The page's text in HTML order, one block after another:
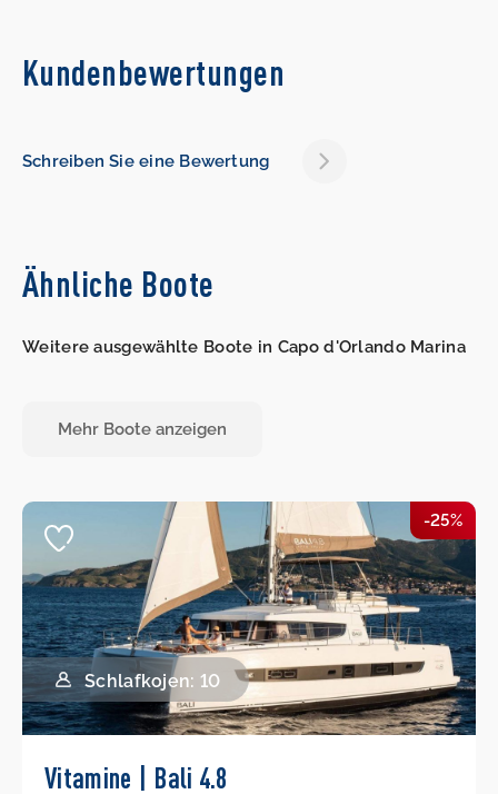
Kundenbewertungen
Schreiben Sie eine Bewertung
Ähnliche Boote
Weitere ausgewählte Boote in Capo d'Orlando Marina
Mehr Boote anzeigen
-25%
Schlafkojen: 10
Vitamine | Bali 4.8